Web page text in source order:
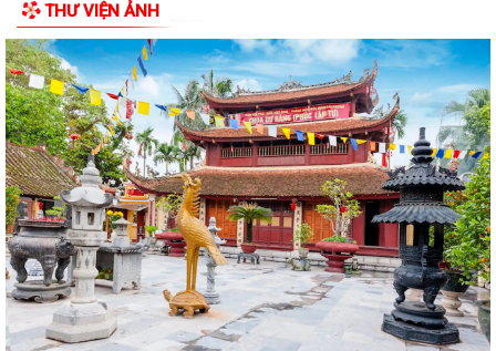
tâm thần Hải Dương nhân dịp 79...
Đồng chí Vũ Thị Hiên, Phó bí thư thường trực Đảng ủy phường Trần
Hưng Đạo thăm, tặng quà nhân Ngày...
Phường Trần Hưng Đạo triển khai lấy mẫu ADN các phần mộ liệt sĩ vô
danh tại Nghĩa trang Liệt Lê Lợi...
Đ/c Nguyễn Minh Thắng Bí thư Đảng ủy- Chủ tịch HĐND phường Trần
Hưng Đạo thăm, tặng quà gia đình...
Hơn 30 cán bộ, hội viên chữ thập đỏ trên địa bàn phường Trần Hưng
Đạo được tập huấn kỹ năng sơ cấp...
QUYẾT ĐỊNH Về việc công bố Danh mục thủ tục hành chính mới ban
THƯ VIỆN ẢNH